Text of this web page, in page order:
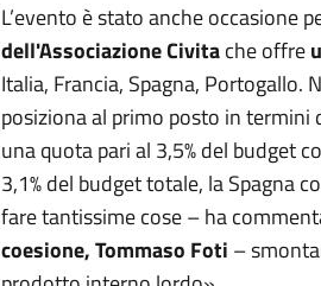
L’evento è stato anche occasione
dell'Associazione Civitache offre
Italia, Francia, Spagna,
posiziona al primo posto in
una quota pari al 3,5% del budget
3,1% del budget totale, la Spagna
fare tantissime cose – ha
coesione, Tommaso Foti –